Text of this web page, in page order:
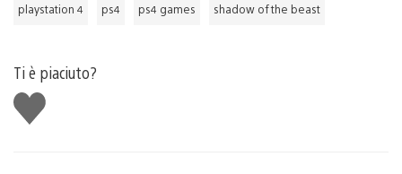
playstation 4 ps4 ps4 games shadow of the beast
Ti è piaciuto?
Mi
piace